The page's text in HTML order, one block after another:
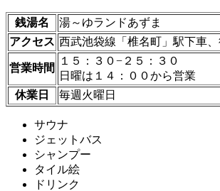
銭湯名
湯～ゆランドあずま
アクセス 西武池袋線「椎名町」駅下車
営業時間
１５：３０−２５：３０
日曜は１４：００から営業
休業日
毎週火曜日
サウナ
ジェットバス
シャンプー
タイル絵
ドリンク